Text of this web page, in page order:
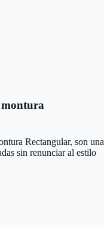
montura
Rectangular, son una
sin renunciar al estilo